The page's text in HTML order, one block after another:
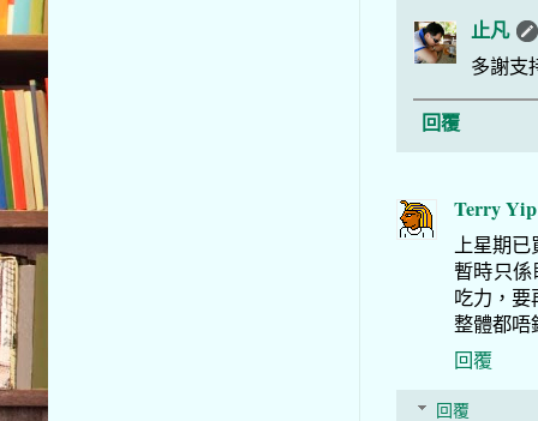
止凡
多謝支
回覆
Terry Yip
上星期已
暫時只
吃力，要
整體都唔
回覆
回覆